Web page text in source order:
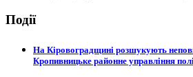
Події
На Кіровоградщині розшукують
Кропивницьке районне управління